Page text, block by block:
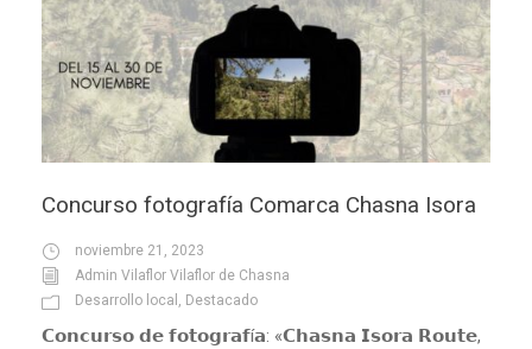
Concurso fotografía Comarca Chasna Isora
noviembre 21, 2023
Admin Vilaflor Vilaflor de Chasna
Desarrollo local , Destacado
𝗖𝗼𝗻𝗰𝘂𝗿𝘀𝗼 𝗱𝗲 𝗳𝗼𝘁𝗼𝗴𝗿𝗮𝗳í𝗮: «𝗖𝗵𝗮𝘀𝗻𝗮 𝗜𝘀𝗼𝗿𝗮 𝗥𝗼𝘂𝘁𝗲,